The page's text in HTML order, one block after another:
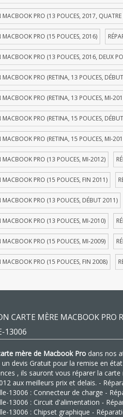
MACBOOK PRO (13 POUCES, 2017,
MACBOOK PRO (15 POUCES, 2016)
MACBOOK PRO (13 POUCES, 2016, DEUX
MACBOOK PRO (RETINA, 13 POUCES,
MACBOOK PRO (RETINA, 13 POUCES, MI-
MACBOOK PRO (RETINA, 15 POUCES,
MACBOOK PRO (RETINA, 15 POUCES, MI-
MACBOOK PRO (13 POUCES, MI-2012)
MACBOOK PRO (15 POUCES, FIN 2011)
MACBOOK PRO (13 POUCES, DÉBUT 2011)
MACBOOK PRO (13 POUCES, MI-2010)
MACBOOK PRO (15 POUCES, MI-2009)
MACBOOK PRO (15 POUCES, FIN 2008)
CARTE MÈRE MACBOOK PRO
13006
mère de Macbook Pro dans nos
devis Gratuit pour la remise en
, ils sauront vous réparer la
aux meilleurs prix et delais. -
13006 : Connecteur de charge -
13006 : Circuit d'alimentation -
13006 : Chipset graphique -